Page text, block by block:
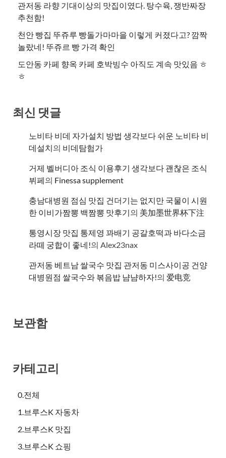
관저동 라향 기대이상의 맛집이였다. 탕수육, 쟁반짜장
추천함!
천안 빵집 뚜쥬루 빵돌가마마을 이렇게 커졌다고? 깜짝
놀랐네! 뚜쥬르 빵 가격 확인
도안동 카페 향옥 카페 호박빙수 아직도 계속 맛있음 ㅎ
ㅎ
최신 댓글
노비타 비데 자가설치 방법 생각보다 쉬운 노비타 비
데설치의 비데탐험가
거제 벨버디아 조식 이용후기 생각보다 괜찮은 조식
뷔페의 ​Finessa supplement
충남대병원 점심 맛집 건더기는 없지만 국물이 시원
한 이비가짬뽕 백짬뽕 맛후기의 美加墨世界杯下注
통영시장 맛집 통제영 꽈배기 공갈호떡과 바다소금
라떼 궁합이 좋네!의 Alex23nax
관저동 베트남 쌀국수 맛집 관저동 미스사이공 건양
대병원점 쌀국수와 볶음밥 냠냠하자!의 爱电竞
보관함
카테고리
0.전체
1.브루스K 자동차
2.브루스K 맛집
3.브루스K 쇼핑